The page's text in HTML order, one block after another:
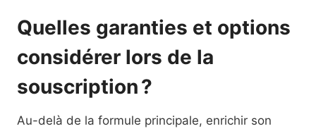
Quelles garanties et options
considérer lors de la
souscription ?
Au-delà de la formule principale, enrichir son